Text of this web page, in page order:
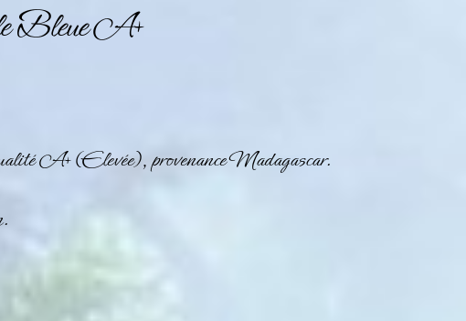
Bleue A+
A+ (Elevée), provenance Madagascar.